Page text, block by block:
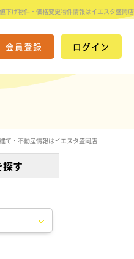
下げ物件・価格変更物件情報はイエスタ盛岡店
会員登録 ログイン
て・不動産情報はイエスタ盛岡店
す